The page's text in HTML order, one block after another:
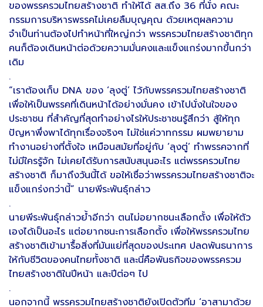
ของพรรครวมไทยสร้างชาติ ทำให้ได้ สส.ถึง 36 ที่นั่ง คณะ
กรรมการบริหารพรรคไม่เคยลืมบุญคุณ ด้วยเหตุผลความ
จำเป็นท่านต้องไปทำหน้าที่ใหญ่กว่า พรรครวมไทยสร้างชาติทุก
คนก็ต้องเดินหน้าต่อด้วยความมั่นคงและแข็งแกร่งมากขึ้นกว่า
เดิม
.
“เราต้องเก็บ DNA ของ ‘ลุงตู่’ ไว้กับพรรครวมไทยสร้างชาติ
เพื่อให้เป็นพรรคที่เดินหน้าได้อย่างมั่นคง เข้าไปนั่งในใจของ
ประชาชน ที่สำคัญที่สุดทำอย่างไรให้ประชาชนรู้สึกว่า สู้ให้ทุก
ปัญหาพึ่งพาได้ทุกเรื่องจริงๆ ไม่ใช่แค่วาทกรรม ผมพยายาม
ทำงานอย่างที่ตั้งใจ เหมือนสมัยที่อยู่กับ ‘ลุงตู่’ ทำพรรคจากที่
ไม่มีใครรู้จัก ไม่เคยได้รับการสนับสนุนอะไร แต่พรรครวมไทย
สร้างชาติ ก็มาถึงวันนี้ได้ ขอให้เชื่อว่าพรรครวมไทยสร้างชาติจะ
แข็งแกร่งกว่านี้” นายพีระพันธุ์กล่าว
.
นายพีระพันธุ์กล่าวย้ำอีกว่า ตนไม่อยากชนะเลือกตั้ง เพื่อให้ตัว
เองได้เป็นอะไร แต่อยากชนะการเลือกตั้ง เพื่อให้พรรครวมไทย
สร้างชาติเข้ามารื้อสิ่งที่มันแย่ที่สุดของประเทศ ปลดพันธนาการ
ให้กับชีวิตของคนไทยทั้งชาติ และนี่คือพันธกิจของพรรครวม
ไทยสร้างชาติในปีหน้า และปีต่อๆ ไป
.
นอกจากนี้ พรรครวมไทยสร้างชาติยังเปิดตัวทีม ‘อาสามาด้วย